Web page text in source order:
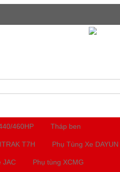
460HP Tháp ben
T7H Phụ Tùng Xe
JAC Phụ tùng XCMG